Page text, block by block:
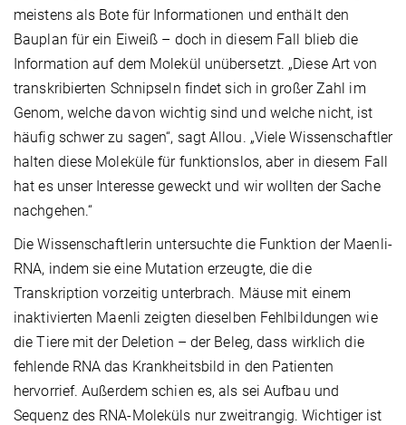
meistens als Bote für Informationen und enthält den
Bauplan für ein Eiweiß – doch in diesem Fall blieb die
Information auf dem Molekül unübersetzt. „Diese Art von
transkribierten Schnipseln findet sich in großer Zahl im
Genom, welche davon wichtig sind und welche nicht, ist
häufig schwer zu sagen“, sagt Allou. „Viele Wissenschaftler
halten diese Moleküle für funktionslos, aber in diesem Fall
hat es unser Interesse geweckt und wir wollten der Sache
nachgehen.“
Die Wissenschaftlerin untersuchte die Funktion der Maenli-
RNA, indem sie eine Mutation erzeugte, die die
Transkription vorzeitig unterbrach. Mäuse mit einem
inaktivierten Maenli zeigten dieselben Fehlbildungen wie
die Tiere mit der Deletion – der Beleg, dass wirklich die
fehlende RNA das Krankheitsbild in den Patienten
hervorrief. Außerdem schien es, als sei Aufbau und
Sequenz des RNA-Moleküls nur zweitrangig. Wichtiger ist